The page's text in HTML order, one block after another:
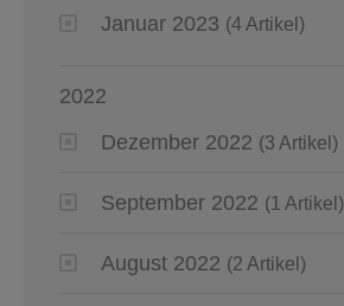
Januar 2023 (4 Artikel)
2022
Dezember 2022 (3 Artikel)
September 2022 (1 Artikel)
August 2022 (2 Artikel)